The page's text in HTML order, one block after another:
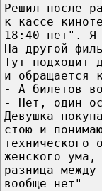
Решил после
к кассе
18:40 нет". Я
На другой
Тут подходит
и обращается
- А билетов
- Нет, один
Девушка
стою и
технического
женского ума,
разница
вообще нет"